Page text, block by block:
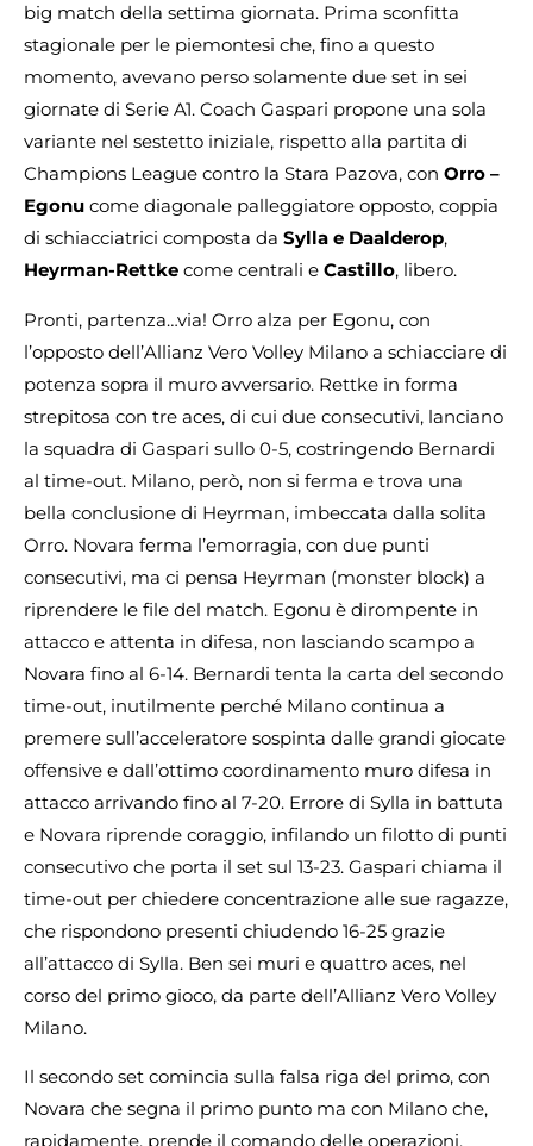
big match della settima giornata. Prima sconfitta
stagionale per le piemontesi che, fino a questo
momento, avevano perso solamente due set in sei
giornate di Serie A1. Coach Gaspari propone una sola
variante nel sestetto iniziale, rispetto alla partita di
Champions League contro la Stara Pazova, con Orro –
Egonu come diagonale palleggiatore opposto, coppia
di schiacciatrici composta da Sylla e Daalderop,
Heyrman-Rettke come centrali e Castillo, libero.
Pronti, partenza…via! Orro alza per Egonu, con
l’opposto dell’Allianz Vero Volley Milano a schiacciare di
potenza sopra il muro avversario. Rettke in forma
strepitosa con tre aces, di cui due consecutivi, lanciano
la squadra di Gaspari sullo 0-5, costringendo Bernardi
al time-out. Milano, però, non si ferma e trova una
bella conclusione di Heyrman, imbeccata dalla solita
Orro. Novara ferma l’emorragia, con due punti
consecutivi, ma ci pensa Heyrman (monster block) a
riprendere le file del match. Egonu è dirompente in
attacco e attenta in difesa, non lasciando scampo a
Novara fino al 6-14. Bernardi tenta la carta del secondo
time-out, inutilmente perché Milano continua a
premere sull’acceleratore sospinta dalle grandi giocate
offensive e dall’ottimo coordinamento muro difesa in
attacco arrivando fino al 7-20. Errore di Sylla in battuta
e Novara riprende coraggio, infilando un filotto di punti
consecutivo che porta il set sul 13-23. Gaspari chiama il
time-out per chiedere concentrazione alle sue ragazze,
che rispondono presenti chiudendo 16-25 grazie
all’attacco di Sylla. Ben sei muri e quattro aces, nel
corso del primo gioco, da parte dell’Allianz Vero Volley
Milano.
Il secondo set comincia sulla falsa riga del primo, con
Novara che segna il primo punto ma con Milano che,
rapidamente, prende il comando delle operazioni,